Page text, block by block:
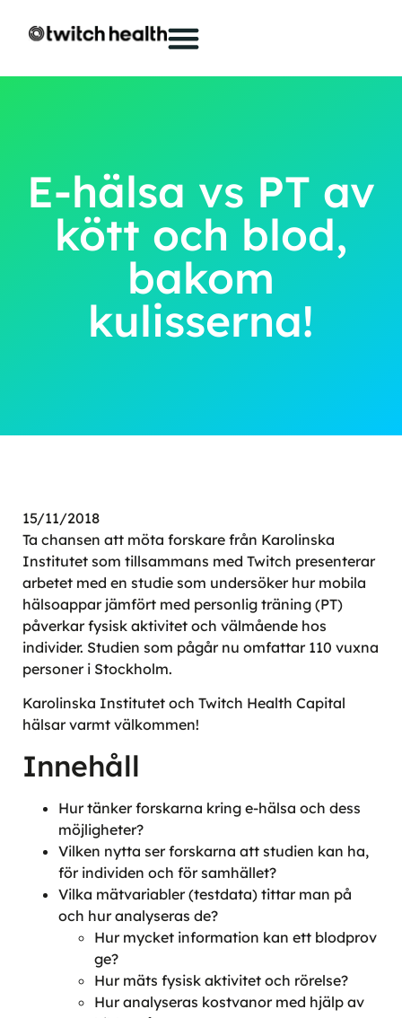
E-hälsa vs PT av
kött och blod,
bakom
kulisserna!
15/11/2018
Ta chansen att möta forskare från Karolinska
Institutet som tillsammans med Twitch presenterar
arbetet med en studie som undersöker hur mobila
hälsoappar jämfört med personlig träning (PT)
påverkar fysisk aktivitet och välmående hos
individer. Studien som pågår nu omfattar 110 vuxna
personer i Stockholm.
Karolinska Institutet och Twitch Health Capital
hälsar varmt välkommen!
Innehåll
Hur tänker forskarna kring e-hälsa och dess
möjligheter?
Vilken nytta ser forskarna att studien kan ha,
för individen och för samhället?
Vilka mätvariabler (testdata) tittar man på
och hur analyseras de?
Hur mycket information kan ett blodprov
ge?
Hur mäts fysisk aktivitet och rörelse?
Hur analyseras kostvanor med hjälp av